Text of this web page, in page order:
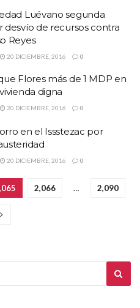
Luévano segunda
desvío de recursos contra
Reyes
20 DICIEMBRE, 2016 0
Flores más de 1 MDP en
digna
20 DICIEMBRE, 2016 0
en el Issstezac por
20 DICIEMBRE, 2016 0
2,066 … 2,090